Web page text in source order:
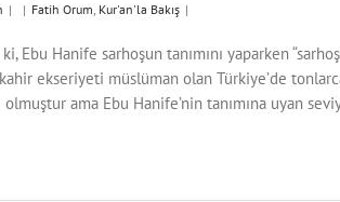
| | Fatih Orum, Kur'an'la Bakış |
Ebu Hanife sarhoşun tanımını yaparken
ekseriyeti müslüman olan Türkiye’de
olmuştur ama Ebu Hanife’nin tanımına uyan